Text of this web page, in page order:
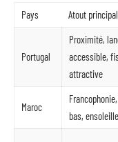
Pays Atout principal
Portugal
Proximité,
accessible,
attractive
Maroc
bas,